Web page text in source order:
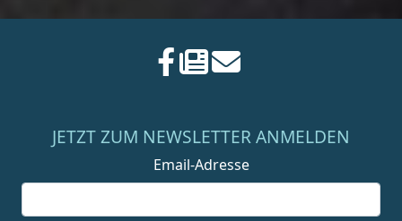
JETZT ZUM NEWSLETTER ANMELDEN
Email-Adresse